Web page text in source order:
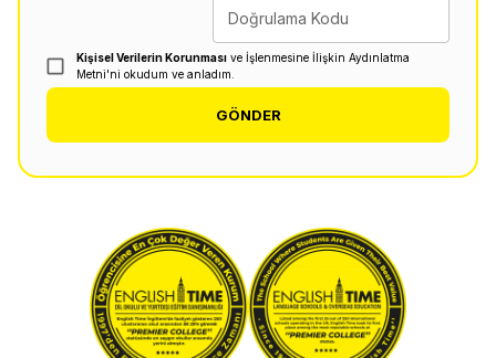
Doğrulama Kodu
Kişisel Verilerin Korunması ve İşlenmesine İlişkin Aydınlatma
Metni'ni okudum ve anladım.
GÖNDER